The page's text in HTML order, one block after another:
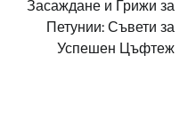
Засаждане и Грижи за
Петунии: Съвети за
Успешен Цъфтеж